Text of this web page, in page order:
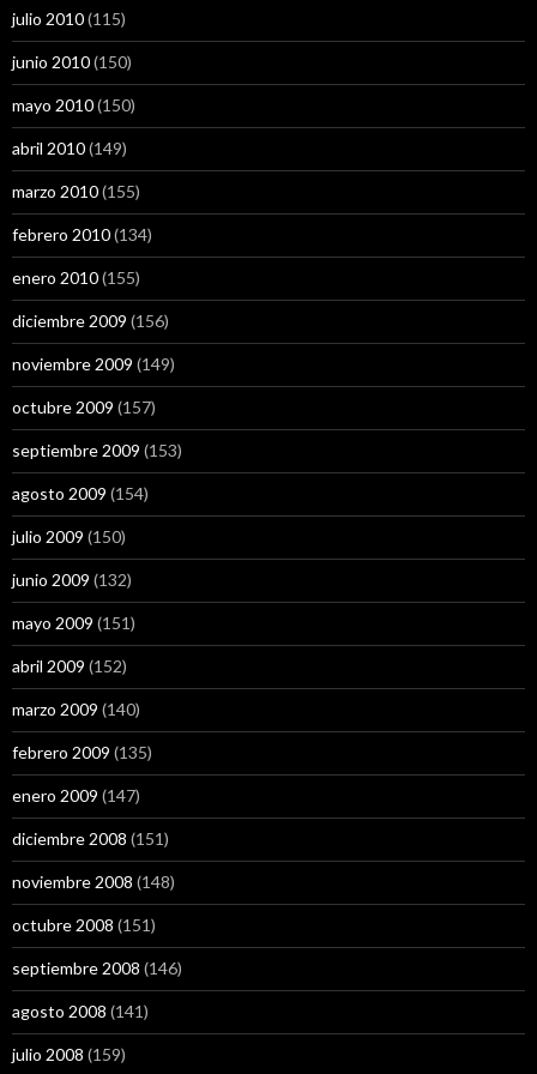
julio 2010(115)
junio 2010(150)
mayo 2010(150)
abril 2010(149)
marzo 2010(155)
febrero 2010(134)
enero 2010(155)
diciembre 2009 (156)
noviembre 2009 (149)
octubre 2009 (157)
septiembre 2009 (153)
agosto 2009 (154)
julio 2009 (150)
junio 2009 (132)
mayo 2009 (151)
abril 2009 (152)
marzo 2009 (140)
febrero 2009 (135)
enero 2009 (147)
diciembre 2008 (151)
noviembre 2008 (148)
octubre 2008 (151)
septiembre 2008 (146)
agosto 2008 (141)
julio 2008 (159)